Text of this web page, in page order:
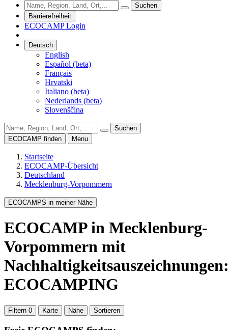
Suchen
Barrierefreiheit
ECOCAMP Login
Deutsch
English
Español (beta)
Français
Hrvatski
Italiano (beta)
Nederlands (beta)
Slovenščina
Suchen
ECOCAMP finden
Menu
Startseite
ECOCAMP-Übersicht
Deutschland
Mecklenburg-Vorpommern
ECOCAMPS in meiner Nähe
ECOCAMP in Mecklenburg-
Vorpommern mit
ECOCAMPING
Filtern 0 Karte Nähe Sortieren